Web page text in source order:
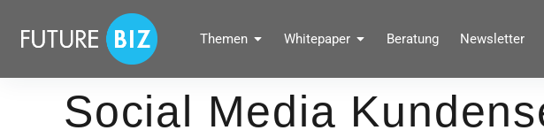
überspringen
FUTUREBIZ
Social Media Marketing Blog für Unternehmen by BRANDPUNKT
Themen Whitepaper Beratung Newsletter
Social Media